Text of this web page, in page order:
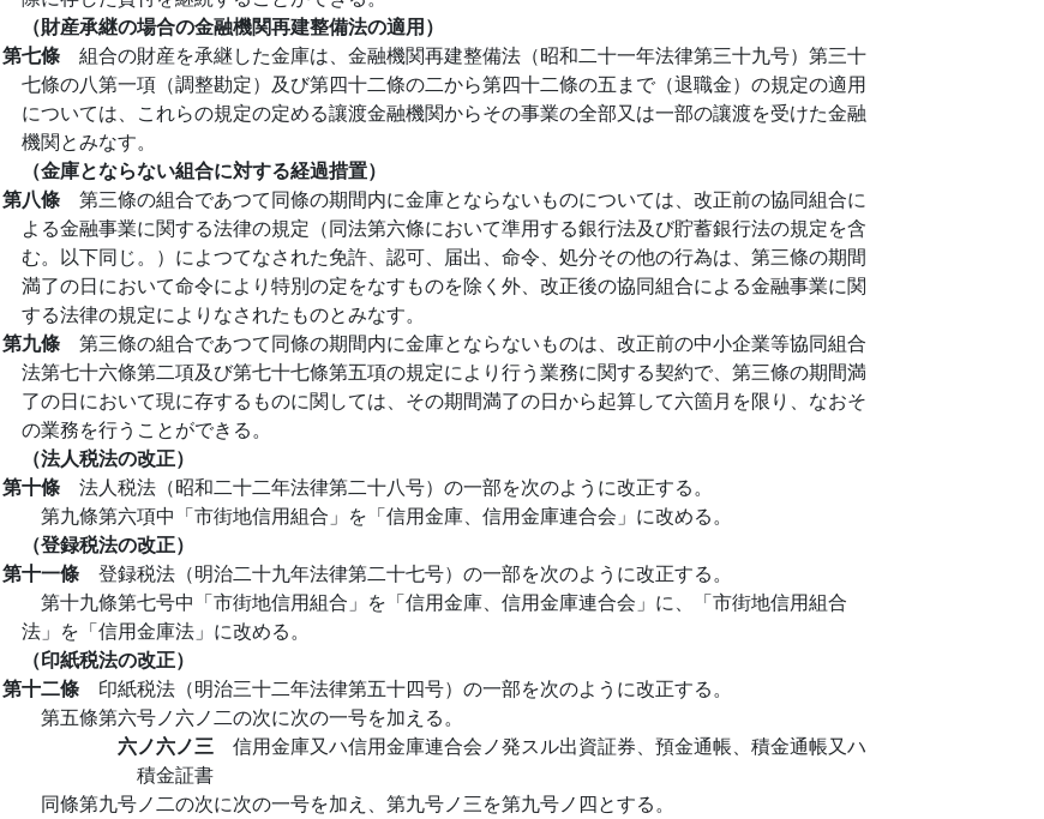
（財産承継の場合の金融機関再建整備法の適用）
第七條 組合の財産を承継した金庫は、金融機関再建整備法（昭和二十一年法律第三十九号）第三十
七條の八第一項（調整勘定）及び第四十二條の二から第四十二條の五まで（退職金）の規定の適用
については、これらの規定の定める讓渡金融機関からその事業の全部又は一部の讓渡を受けた金融
機関とみなす。
（金庫とならない組合に対する経過措置）
第八條 第三條の組合であつて同條の期間内に金庫とならないものについては、改正前の協同組合に
よる金融事業に関する法律の規定（同法第六條において準用する銀行法及び貯蓄銀行法の規定を含
む。以下同じ。）によつてなされた免許、認可、届出、命令、処分その他の行為は、第三條の期間
満了の日において命令により特別の定をなすものを除く外、改正後の協同組合による金融事業に関
する法律の規定によりなされたものとみなす。
第九條 第三條の組合であつて同條の期間内に金庫とならないものは、改正前の中小企業等協同組合
法第七十六條第二項及び第七十七條第五項の規定により行う業務に関する契約で、第三條の期間満
了の日において現に存するものに関しては、その期間満了の日から起算して六箇月を限り、なおそ
の業務を行うことができる。
（法人税法の改正）
第十條 法人税法（昭和二十二年法律第二十八号）の一部を次のように改正する。
第九條第六項中「市街地信用組合」を「信用金庫、信用金庫連合会」に改める。
（登録税法の改正）
第十一條 登録税法（明治二十九年法律第二十七号）の一部を次のように改正する。
第十九條第七号中「市街地信用組合」を「信用金庫、信用金庫連合会」に、「市街地信用組合
法」を「信用金庫法」に改める。
（印紙税法の改正）
第十二條 印紙税法（明治三十二年法律第五十四号）の一部を次のように改正する。
第五條第六号ノ六ノ二の次に次の一号を加える。
六ノ六ノ三 信用金庫又ハ信用金庫連合会ノ発スル出資証券、預金通帳、積金通帳又ハ
積金証書
同條第九号ノ二の次に次の一号を加え、第九号ノ三を第九号ノ四とする。